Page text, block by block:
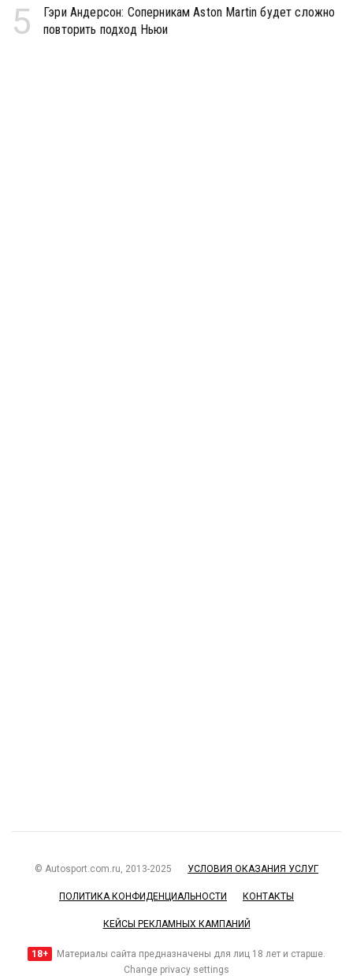
5
Гэри Андерсон: Соперникам Aston Martin будет сложно
повторить подход Ньюи
© Autosport.com.ru, 2013-2025 УСЛОВИЯ ОКАЗАНИЯ УСЛУГ
ПОЛИТИКА КОНФИДЕНЦИАЛЬНОСТИ КОНТАКТЫ
КЕЙСЫ РЕКЛАМНЫХ КАМПАНИЙ
18+
Материалы сайта предназначены для лиц 18 лет и старше.
Change privacy settings